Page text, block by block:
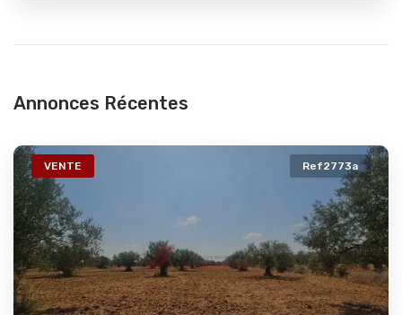
Annonces Récentes
VENTE Ref2773a